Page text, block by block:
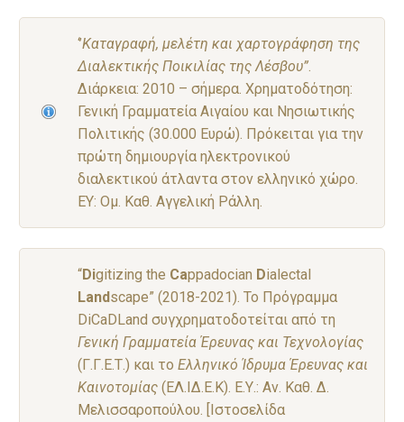
‘’Καταγραφή, μελέτη και χαρτογράφηση της
Διαλεκτικής Ποικιλίας της Λέσβου”
Διάρκεια: 2010 – σήμερα. Χρηματοδότηση:
Γενική Γραμματεία Αιγαίου και Νησιωτικής
Πολιτικής (30.000 Ευρώ). Πρόκειται για την
πρώτη δημιουργία ηλεκτρονικού
διαλεκτικού άτλαντα στον ελληνικό χώρο.
ΕΥ: Ομ. Καθ. Αγγελική Ράλλη.
“Digitizing the Cappadocian Dialectal
Landscape” (2018-2021). To Πρόγραμμα
DiCaDLand συγχρηματοδοτείται από τη
Γενική Γραμματεία Έρευνας και Τεχνολογίας
(Γ.Γ.Ε.Τ.) και το Ελληνικό Ίδρυμα Έρευνας και
Καινοτομίας (ΕΛ.ΙΔ.Ε.Κ). Ε.Υ.: Αν. Καθ. Δ.
Μελισσαροπούλου. [Ιστοσελίδα